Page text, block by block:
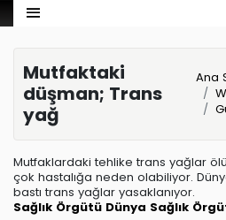
Mutfaktaki
düşman; Trans
yağ
Ana
Mutfaklardaki tehlike trans yağlar
çok hastalığa neden olabiliyor.
bastı trans yağlar yasaklanıyor.
Sağlık Örgütü Dünya Sağlık